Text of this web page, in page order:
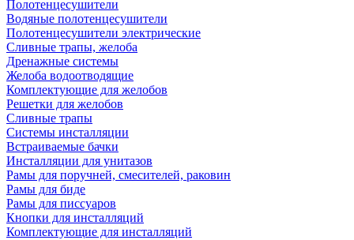
Полотенцесушители
Водяные полотенцесушители
Полотенцесушители электрические
Сливные трапы, желоба
Дренажные системы
Желоба водоотводящие
Комплектующие для желобов
Решетки для желобов
Сливные трапы
Системы инсталляции
Встраиваемые бачки
Инсталляции для унитазов
Рамы для поручней, смесителей, раковин
Рамы для биде
Рамы для писсуаров
Кнопки для инсталляций
Комплектующие для инсталляций